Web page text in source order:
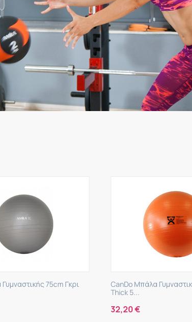
75cm Γκρι
CanDo Μπάλα Γυμναστικής
Thick 5...
32,20€